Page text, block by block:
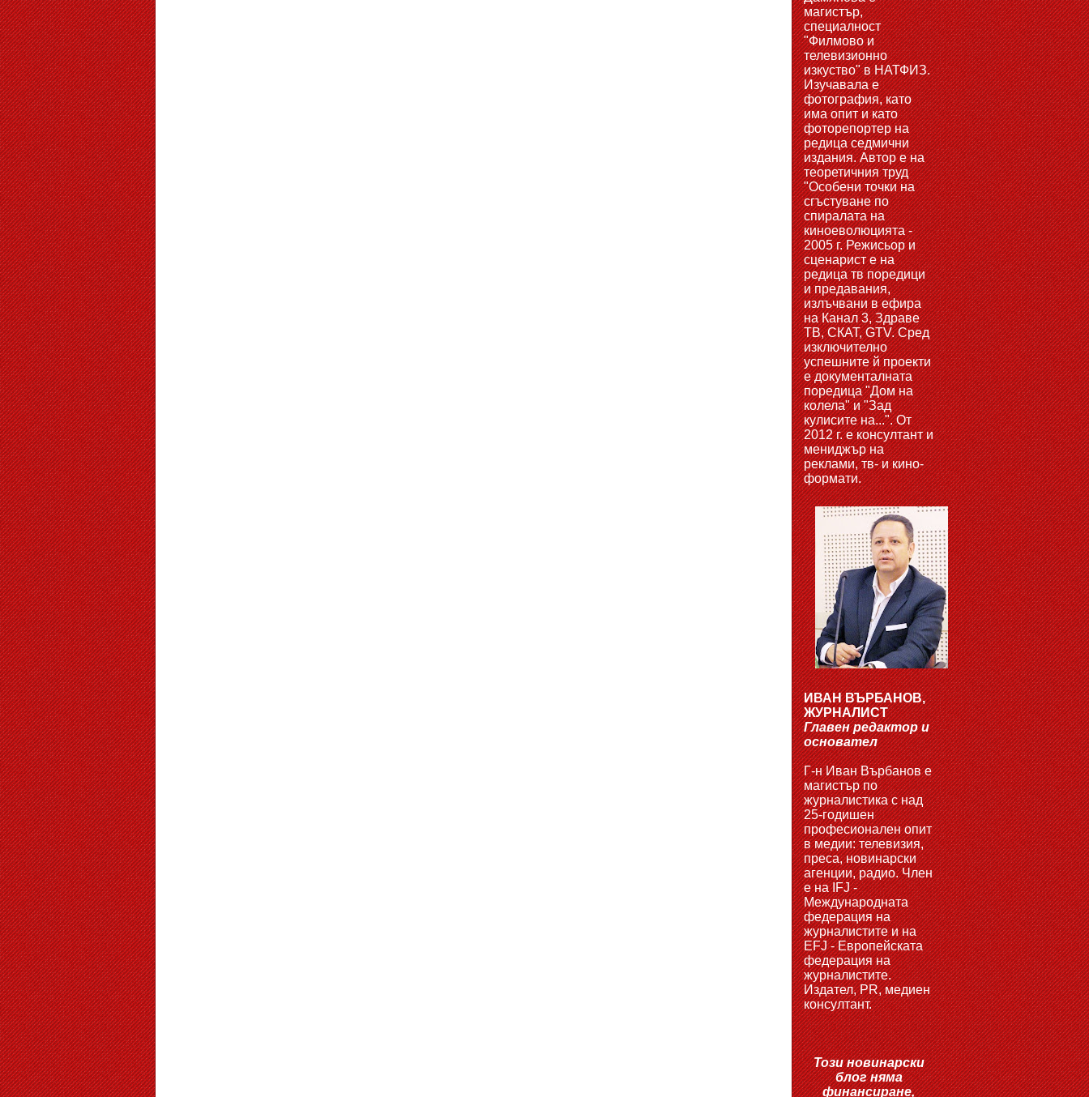
магистър,
специалност
"Филмово и
телевизионно
изкуство" в НАТФИЗ.
Изучавала е
фотография, като
има опит и като
фоторепортер на
редица седмични
издания. Автор е на
теоретичния труд
"Особени точки на
сгъстуване по
спиралата на
киноеволюцията -
2005 г. Режисьор и
сценарист е на
редица тв поредици
и предавания,
излъчвани в ефира
на Канал 3, Здраве
ТВ, СКАТ, GTV. Сред
изключително
успешните й проекти
е документалната
поредица "Дом на
колела" и "Зад
кулисите на...". От
2012 г. е консултант и
мениджър на
реклами, тв- и кино-
формати.
ИВАН ВЪРБАНОВ,
ЖУРНАЛИСТ
Главен редактор и
основател
Г-н Иван Върбанов е
магистър по
журналистика с над
25-годишен
професионален опит
в медии: телевизия,
преса, новинарски
агенции, радио. Член
е на IFJ -
Международната
федерация на
журналистите и на
EFJ - Европейската
федерация на
журналистите.
Издател, PR, медиен
консултант.
Този новинарски
блог няма
финансиране,